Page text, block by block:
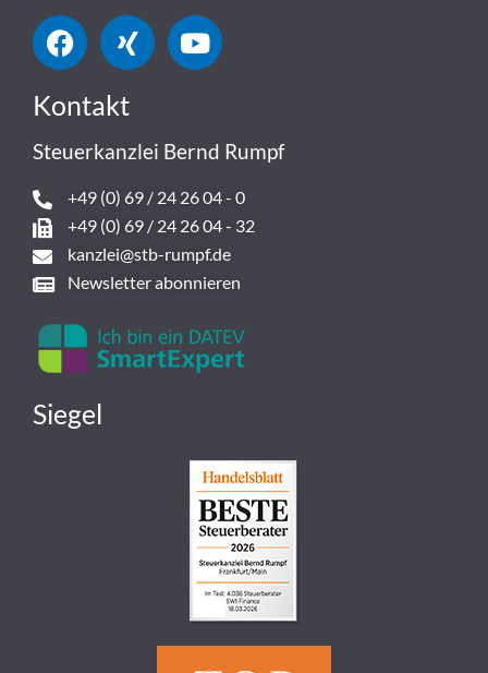
Kontakt
Steuerkanzlei Bernd Rumpf
+49 (0) 69 / 24 26 04 - 0
+49 (0) 69 / 24 26 04 - 32
kanzlei@stb-rumpf.de
Newsletter abonnieren
Siegel